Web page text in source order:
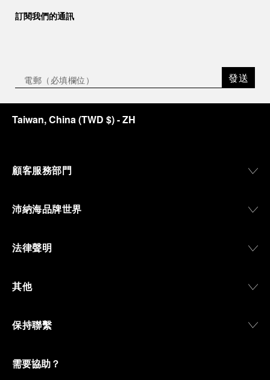
訂閱我們的通訊
發送
Taiwan, China(TWD $)- ZH
顧客服務部門
沛納海品牌世界
法律聲明
其他
保持聯繫
需要協助？